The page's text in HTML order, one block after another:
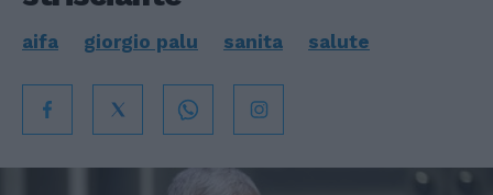
aifa giorgio palu sanita salute